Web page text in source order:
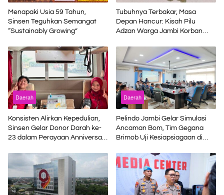
Menapaki Usia 59 Tahun,
Sinsen Teguhkan Semangat
“Sustainably Growing”
Tubuhnya Terbakar, Masa
Depan Hancur: Kisah Pilu
Adzan Warga Jambi Korban
Daerah
Konsisten Alirkan Kepedulian,
Sinsen Gelar Donor Darah ke-
23 dalam Perayaan Anniversary
Daerah
Pelindo Jambi Gelar Simulasi
Ancaman Bom, Tim Gegana
Brimob Uji Kesiapsiagaan di